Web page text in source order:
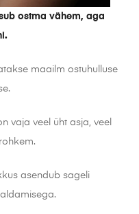
ostma vähem, aga
maailm ostuhulluse
vaja veel üht asja, veel
asendub sageli